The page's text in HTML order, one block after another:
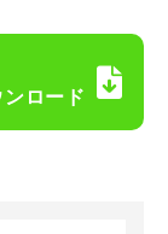
ロード